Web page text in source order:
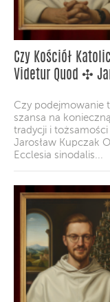
Czy Kościół
Videtur Quod ✣
Czy podejmowanie
szansa na
tradycji i tożsamości
Jarosław Kupczak
Ecclesia sinodalis...